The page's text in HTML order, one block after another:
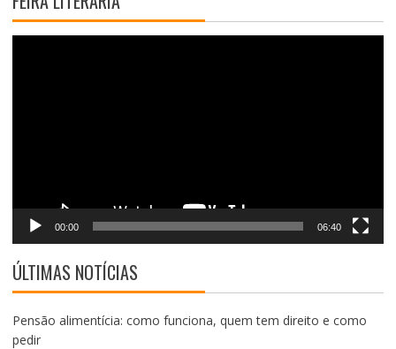
00:00 06:40
ÚLTIMAS NOTÍCIAS
Pensão alimentícia: como funciona, quem tem direito e como
pedir